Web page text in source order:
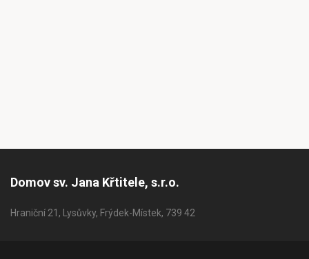
Domov sv. Jana Křtitele, s.r.o.
Hraniční 21, Lysůvky, Frýdek-Místek, 739 42